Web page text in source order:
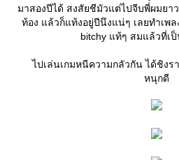
มาสองปีได้ สงสัยชีมัวแต่ไปจีบพี่ผมยา
ท้อง แล้วก็แท้งอยู่ปีนึงแน่ๆ เลยทำเพ
bitchy แท้ๆ สมแล้วที่เป็
ไปเล่นเกมหนีความกลัวกัน ได้ชิง
หนุกดี